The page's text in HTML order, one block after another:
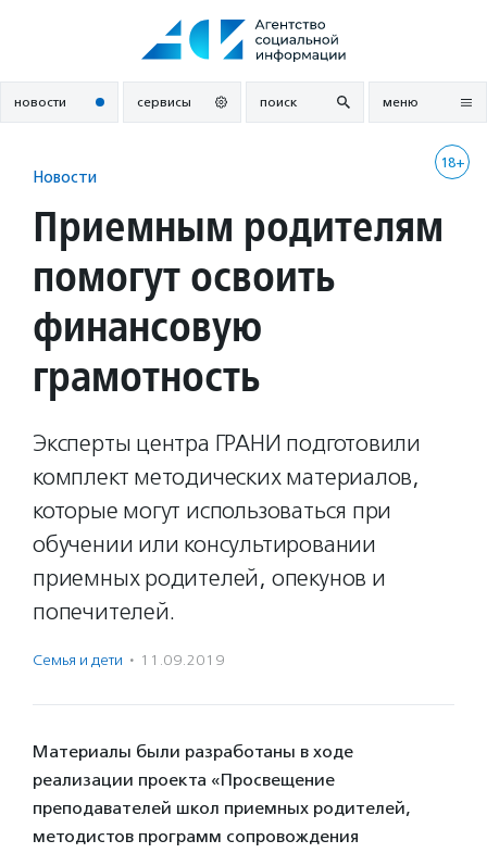
новости сервисы поиск меню
18+
Новости
Приемным родителям
помогут освоить
финансовую
грамотность
Эксперты центра ГРАНИ подготовили
комплект методических материалов,
которые могут использоваться при
обучении или консультировании
приемных родителей, опекунов и
попечителей.
Семья и дети · 11.09.2019
Материалы были разработаны в ходе
реализации проекта «Просвещение
преподавателей школ приемных родителей,
методистов программ сопровождения